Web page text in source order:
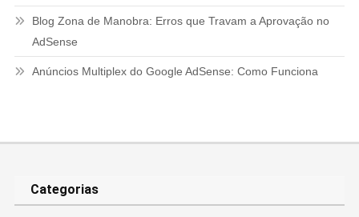
Blog Zona de Manobra: Erros que Travam a Aprovação no
AdSense
Anúncios Multiplex do Google AdSense: Como Funciona
Categorias